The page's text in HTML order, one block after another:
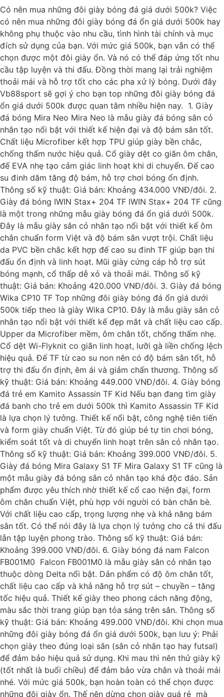
Có nên mua những đôi giày bóng đá giá dưới 500k? Việc
có nên mua những đôi giày bóng đá ổn giá dưới 500k hay
không phụ thuộc vào nhu cầu, tình hình tài chính và mục
đích sử dụng của bạn. Với mức giá 500k, bạn vẫn có thể
chọn được một đôi giày ổn. Và nó có thể đáp ứng tốt nhu
cầu tập luyện và thi đấu. Đồng thời mang lại trải nghiệm
thoải mái và hỗ trợ tốt cho các pha xử lý bóng. Dưới đây
Vb88sport sẽ gợi ý cho bạn top những đôi giày bóng đá
ổn giá dưới 500k được quan tâm nhiều hiện nay. 1. Giày
đá bóng Mira Neo Mira Neo là mẫu giày đá bóng sân cỏ
nhân tạo nổi bật với thiết kế hiện đại và độ bám sân tốt.
Chất liệu Microfiber kết hợp TPU giúp giày bền chắc,
chống thấm nước hiệu quả. Cổ giày dệt co giãn ôm chân,
đế EVA nhẹ tạo cảm giác linh hoạt khi di chuyển. Đế cao
su đinh dăm tăng độ bám, hỗ trợ chơi bóng ổn định.
Thông số kỹ thuật: Giá bán: Khoảng 434.000 VNĐ/đôi. 2.
Giày đá bóng IWIN Stax+ 204 TF IWIN Stax+ 204 TF cũng
là một trong những mẫu giày bóng đá ổn giá dưới 500k.
Đây là mẫu giày sân cỏ nhân tạo nổi bật với thiết kế ôm
chân chuẩn form Việt và độ bám sân vượt trội. Chất liệu
da PVC bền chắc kết hợp đế cao su đinh TF giúp bạn thi
đấu ổn định và linh hoạt. Mũi giày cứng cáp hỗ trợ sút
bóng mạnh, cổ thấp dễ xỏ và thoải mái. Thông số kỹ
thuật: Giá bán: Khoảng 420.000 VNĐ/đôi. 3. Giày đá bóng
Wika CP10 TF Top những đôi giày bóng đá ổn giá dưới
500k tiếp theo là giày Wika CP10. Đây là mẫu giày sân cỏ
nhân tạo nổi bật với thiết kế đẹp mắt và chất liệu cao cấp.
Upper da Microfiber mềm, ôm chân tốt, chống thấm nhẹ.
Cổ dệt Wi-Flyknit co giãn linh hoạt, lưỡi gà liền chống lệch
hiệu quả. Đế TF từ cao su non nên có độ bám sân tốt, hỗ
trợ thi đấu ổn định, êm ái và giảm chấn thương. Thông số
kỹ thuật: Giá bán: Khoảng 449.000 VNĐ/đôi. 4. Giày bóng
đá trẻ em Kamito Assassin TF Kid Nếu bạn đang tìm giày
đá banh cho trẻ em dưới 500k thì Kamito Assassin TF Kid
là lựa chọn lý tưởng. Thiết kế nổi bật, công nghệ tiên tiến
và form giày chuẩn Việt. Từ đó giúp bé tự tin chơi bóng,
kiểm soát tốt và di chuyển linh hoạt trên sân cỏ nhân tạo.
Thông số kỹ thuật: Giá bán: Khoảng 399.000 VNĐ/đôi. 5.
Giày đá bóng Mira Galaxy S1 TF Mira Galaxy S1 TF cũng là
một mẫu giày đá bóng sân cỏ nhân tạo khá độc đáo. Sản
phẩm được yêu thích nhờ thiết kế cổ cao hiện đại, form
ôm chân chuẩn Việt, phù hợp với người có bàn chân bè.
Với chất liệu cao cấp, trọng lượng nhẹ và khả năng bám
sân tốt. Có thể nói đây là lựa chọn lý tưởng cho cả thi đấu
lẫn tập luyện phong trào. Thông số kỹ thuật: Giá bán:
Khoảng 399.000 VNĐ/đôi. 6. Giày bóng đá nam Falcon
FB001M0 Falcon FB001M0 là mẫu giày sân cỏ nhân tạo
thuộc dòng Delta nổi bật. Dản phẩm có độ ôm chân tốt,
chất liệu cao cấp và khả năng hỗ trợ sút – chuyền – tăng
tốc hiệu quả. Thiết kế giày theo phong cách năng động,
màu sắc thời trang giúp bạn tỏa sáng trên sân. Thông số
kỹ thuật: Giá bán: Khoảng 499.000 VNĐ/đôi. Khi chọn mua
những đôi giày bóng đá ổn giá dưới 500k, bạn lưu ý: Phải
chọn giày theo đúng loại sân (sân cỏ nhân tạo hay futsal)
để đảm bảo hiệu quả sử dụng. Khi mau thì nên thử giày kỹ
(tốt nhất là buổi chiều) để đảm bảo vừa chân và thoải mái
nhé. Với mức giá 500k, bạn hoàn toàn có thể chọn được
những đôi giày ổn. Thế nên dừng chọn giày quá rẻ mà